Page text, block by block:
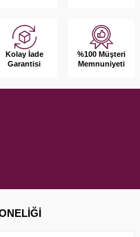
Kolay İade
Garantisi
%100 Müşteri
Memnuniyeti